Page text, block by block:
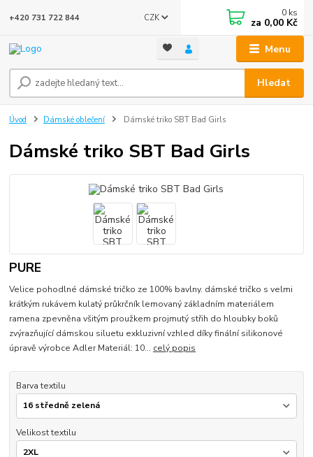
Menu
CZK
Hledat
+420 731 722 844 0 ks
za 0,00 Kč
Úvod Dámské oblečení Dámské triko SBT Bad Girls
Dámské triko SBT Bad Girls
PURE
Velice pohodlné dámské tričko ze 100% bavlny. dámské tričko s velmi
krátkým rukávem kulatý průkrčník lemovaný základním materiálem
ramena zpevněna všitým proužkem projmutý střih do hloubky boků
zvýrazňující dámskou siluetu exkluzivní vzhled díky finální silikonové
úpravě výrobce Adler Materiál: 10... celý popis
Barva textilu
Velikost textilu